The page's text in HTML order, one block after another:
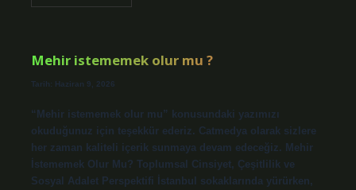
Mehir istememek olur mu ?
Tarih: Haziran 9, 2026
“Mehir istememek olur mu” konusundaki yazımızı
okuduğunuz için teşekkür ederiz. Catmedya olarak sizlere
her zaman kaliteli içerik sunmaya devam edeceğiz. Mehir
İstememek Olur Mu? Toplumsal Cinsiyet, Çeşitlilik ve
Sosyal Adalet Perspektifi İstanbul sokaklarında yürürken,